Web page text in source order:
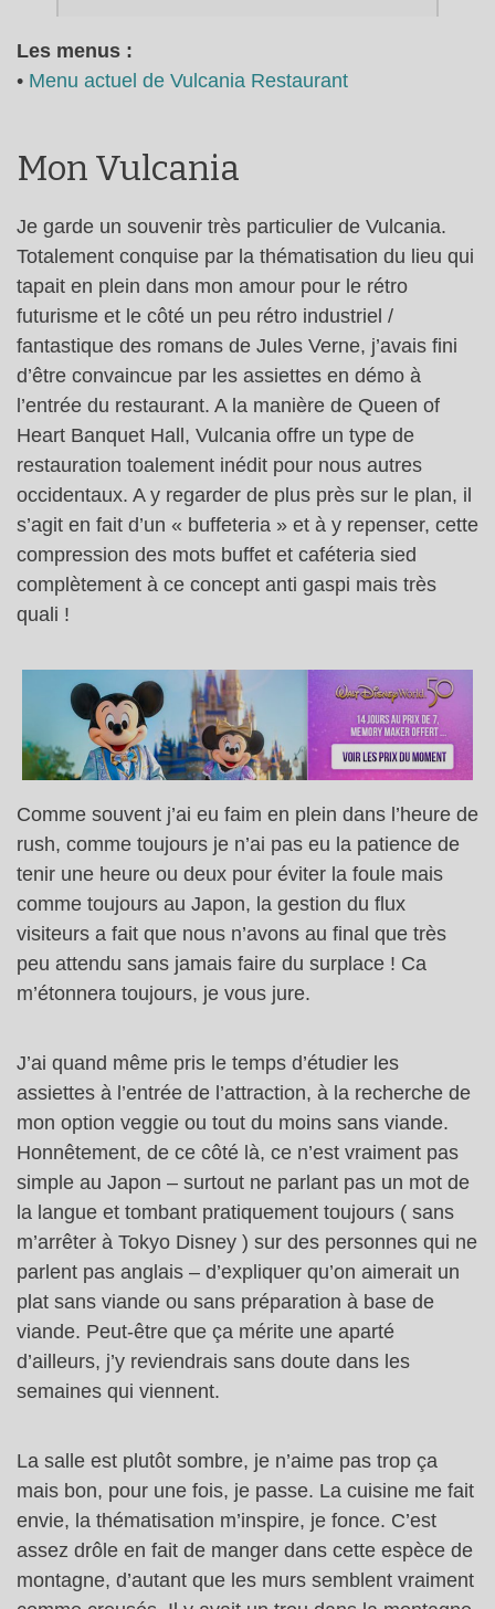
Les menus :
• Menu actuel de Vulcania Restaurant
Mon Vulcania
Je garde un souvenir très particulier de Vulcania.
Totalement conquise par la thématisation du lieu qui
tapait en plein dans mon amour pour le rétro
futurisme et le côté un peu rétro industriel /
fantastique des romans de Jules Verne, j’avais fini
d’être convaincue par les assiettes en démo à
l’entrée du restaurant. A la manière de Queen of
Heart Banquet Hall, Vulcania offre un type de
restauration toalement inédit pour nous autres
occidentaux. A y regarder de plus près sur le plan, il
s’agit en fait d’un « buffeteria » et à y repenser, cette
compression des mots buffet et caféteria sied
complètement à ce concept anti gaspi mais très
quali !
Comme souvent j’ai eu faim en plein dans l’heure de
rush, comme toujours je n’ai pas eu la patience de
tenir une heure ou deux pour éviter la foule mais
comme toujours au Japon, la gestion du flux
visiteurs a fait que nous n’avons au final que très
peu attendu sans jamais faire du surplace ! Ca
m’étonnera toujours, je vous jure.
J’ai quand même pris le temps d’étudier les
assiettes à l’entrée de l’attraction, à la recherche de
mon option veggie ou tout du moins sans viande.
Honnêtement, de ce côté là, ce n’est vraiment pas
simple au Japon – surtout ne parlant pas un mot de
la langue et tombant pratiquement toujours ( sans
m’arrêter à Tokyo Disney ) sur des personnes qui ne
parlent pas anglais – d’expliquer qu’on aimerait un
plat sans viande ou sans préparation à base de
viande. Peut-être que ça mérite une aparté
d’ailleurs, j’y reviendrais sans doute dans les
semaines qui viennent.
La salle est plutôt sombre, je n’aime pas trop ça
mais bon, pour une fois, je passe. La cuisine me fait
envie, la thématisation m’inspire, je fonce. C’est
assez drôle en fait de manger dans cette espèce de
montagne, d’autant que les murs semblent vraiment